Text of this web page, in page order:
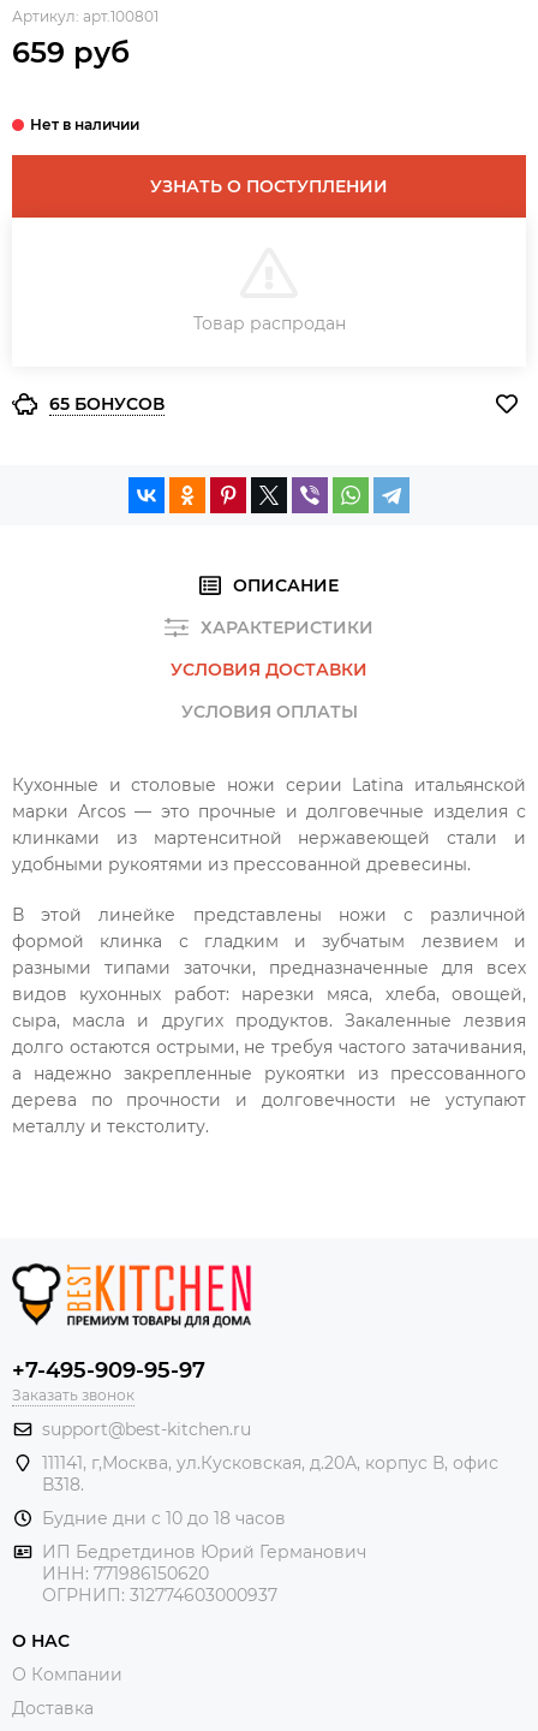
Артикул: арт.100801
659 руб
УЗНАТЬ О ПОСТУПЛЕНИИ
ЗАКАЗ В ОДИН КЛИК
Товар распродан
65 БОНУСОВ
ОПИСАНИЕ
ХАРАКТЕРИСТИКИ
УСЛОВИЯ ДОСТАВКИ
УСЛОВИЯ ОПЛАТЫ
Кухонные и столовые ножи серии Latina итальянской
марки Arcos — это прочные и долговечные изделия с
клинками из мартенситной нержавеющей стали и
удобными рукоятями из прессованной древесины.
В этой линейке представлены ножи с различной
формой клинка с гладким и зубчатым лезвием и
разными типами заточки, предназначенные для всех
видов кухонных работ: нарезки мяса, хлеба, овощей,
сыра, масла и других продуктов. Закаленные лезвия
долго остаются острыми, не требуя частого затачивания,
а надежно закрепленные рукоятки из прессованного
дерева по прочности и долговечности не уступают
металлу и текстолиту.
+7-495-909-95-97
Заказать звонок
support@best-kitchen.ru
111141, г,Москва, ул.Кусковская, д.20А, корпус В, офис
В318.
Будние дни с 10 до 18 часов
ИП Бедретдинов Юрий Германович
ИНН: 771986150620
ОГРНИП: 312774603000937
О НАС
О Компании
Доставка